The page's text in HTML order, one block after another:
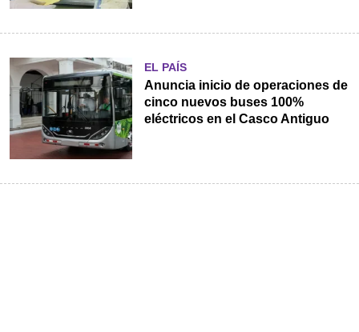
EL PAÍS
Anuncia inicio de operaciones de
cinco nuevos buses 100%
eléctricos en el Casco Antiguo